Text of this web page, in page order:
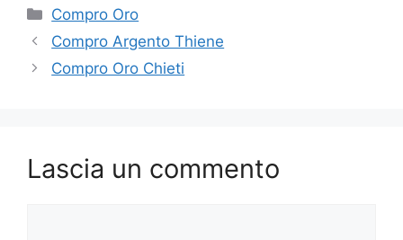
Categorie
Compro Oro
Compro Argento Thiene
Compro Oro Chieti
Lascia un commento